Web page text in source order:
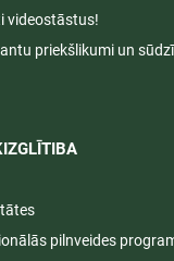
videostāstus!
priekšlikumi un
pilnveides